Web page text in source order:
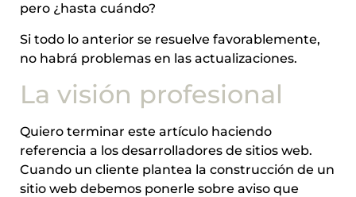
pero ¿hasta cuándo?
Si todo lo anterior se resuelve favorablemente,
no habrá problemas en las actualizaciones.
La visión profesional
Quiero terminar este artículo haciendo
referencia a los desarrolladores de sitios web.
Cuando un cliente plantea la construcción de un
sitio web debemos ponerle sobre aviso que